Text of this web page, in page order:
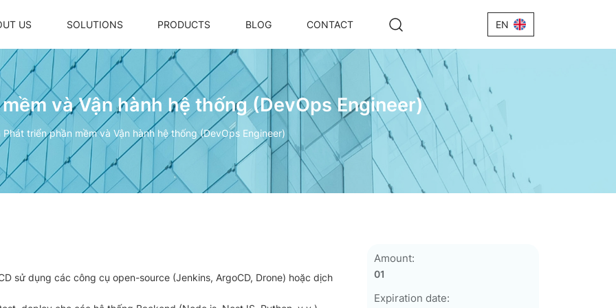
US SOLUTIONS PRODUCTS
Oxii IQ700
Oxii IQ500
Trợ lý ảo thông minh Oxii
Bộ điều khiển điều hoà VRV
Màn hình điều khiển trung tâm
Radar hiện diện
Oxii - Square Switch 4 Gang 2 Wire+IRV
BLOG CONTACT EN
và Vận hành hệ thống (DevOps Engineer)
Phát triển phần mềm và Vận hành hệ thống (DevOps Engineer)
sử dụng các công cụ open-source (Jenkins, ArgoCD, Drone) hoặc dịch
Amount:
01
Expiration date: